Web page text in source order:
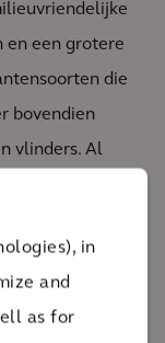
in
and
as for
en een grotere
die
bovendien
vlinders. Al